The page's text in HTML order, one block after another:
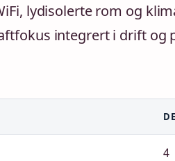
lydisolerte rom og
integrert i drift og
4